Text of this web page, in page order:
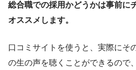
総合職での採用かどうかは事前に
オススメします。
口コミサイトを使うと、実際にそ
の生の声を聴くことができるので